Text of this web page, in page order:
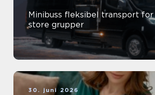
Minibuss fleksibel transport for små og
store grupper
30. juni 2026